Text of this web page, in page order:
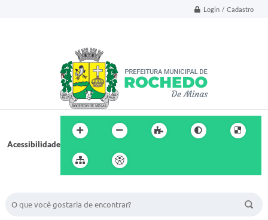
Login / Cadastro
Acessibilidade